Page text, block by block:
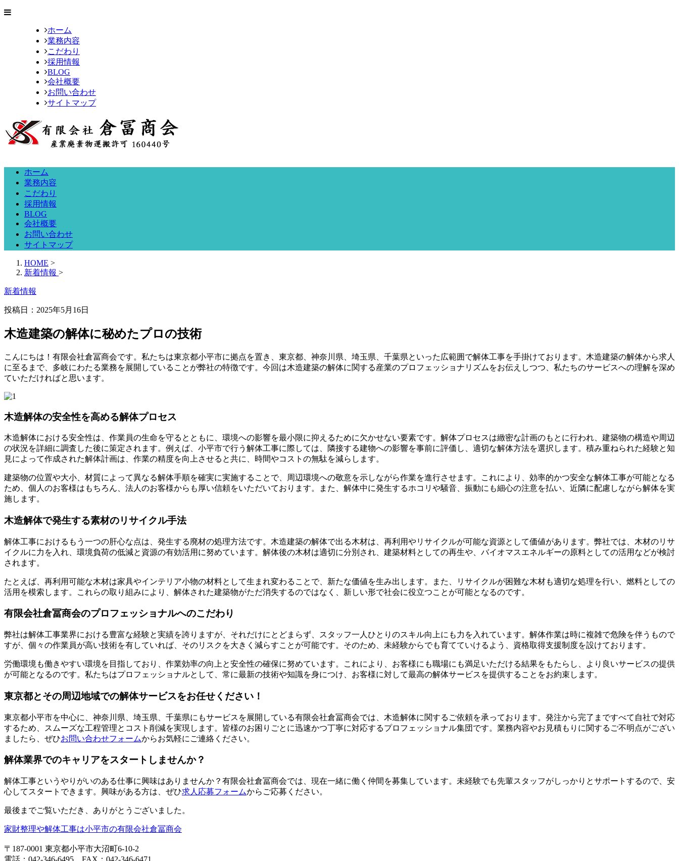
ホーム
業務内容
こだわり
採用情報
BLOG
会社概要
お問い合わせ
サイトマップ
ホーム
業務内容
こだわり
採用情報
BLOG
会社概要
お問い合わせ
サイトマップ
HOME >
新着情報 >
新着情報
投稿日： 2025年5月16日
木造建築の解体に秘めたプロの技術
こんにちは！有限会社倉冨商会です。私たちは東京都小平市に拠点を置き、東京都、神奈川県、埼玉県、千葉県といった広範囲で解体工事を手掛けております。木造建築の解体から求人
に至るまで、多岐にわたる業務を展開していることが弊社の特徴です。今回は木造建築の解体に関する産業のプロフェッショナリズムをお伝えしつつ、私たちのサービスへの理解を深め
ていただければと思います。
木造解体の安全性を高める解体プロセス
木造解体における安全性は、作業員の生命を守るとともに、環境への影響を最小限に抑えるために欠かせない要素です。解体プロセスは緻密な計画のもとに行われ、建築物の構造や周辺
の状況を詳細に調査した後に策定されます。例えば、小平市で行う解体工事に際しては、隣接する建物への影響を事前に評価し、適切な解体方法を選択します。積み重ねられた経験と知
見によって作成された解体計画は、作業の精度を向上させると共に、時間やコストの無駄を減らします。
建築物の位置や大小、材質によって異なる解体手順を確実に実施することで、周辺環境への敬意を示しながら作業を進行させます。これにより、効率的かつ安全な解体工事が可能となる
ため、個人のお客様はもちろん、法人のお客様からも厚い信頼をいただいております。また、解体中に発生するホコリや騒音、振動にも細心の注意を払い、近隣に配慮しながら解体を実
施します。
木造解体で発生する素材のリサイクル手法
解体工事におけるもう一つの肝心な点は、発生する廃材の処理方法です。木造建築の解体で出る木材は、再利用やリサイクルが可能な資源として価値があります。弊社では、木材のリサ
イクルに力を入れ、環境負荷の低減と資源の有効活用に努めています。解体後の木材は適切に分別され、建築材料としての再生や、バイオマスエネルギーの原料としての活用などが検討
されます。
たとえば、再利用可能な木材は家具やインテリア小物の材料として生まれ変わることで、新たな価値を生み出します。また、リサイクルが困難な木材も適切な処理を行い、燃料としての
活用を模索します。これらの取り組みにより、解体された建築物がただ消失するのではなく、新しい形で社会に役立つことが可能となるのです。
有限会社倉冨商会のプロフェッショナルへのこだわり
弊社は解体工事業界における豊富な経験と実績を誇りますが、それだけにとどまらず、スタッフ一人ひとりのスキル向上にも力を入れています。解体作業は時に複雑で危険を伴うもので
すが、個々の作業員が高い技術を有していれば、そのリスクを大きく減らすことが可能です。そのため、未経験からでも育てていけるよう、資格取得支援制度を設けております。
労働環境も働きやすい環境を目指しており、作業効率の向上と安全性の確保に努めています。これにより、お客様にも職場にも満足いただける結果をもたらし、より良いサービスの提供
が可能となるのです。私たちはプロフェッショナルとして、常に最新の技術や知識を身につけ、お客様に対して最高の解体サービスを提供することをお約束します。
東京都とその周辺地域での解体サービスをお任せください！
東京都小平市を中心に、神奈川県、埼玉県、千葉県にもサービスを展開している有限会社倉冨商会では、木造解体に関するご依頼を承っております。発注から完了まですべて自社で対応
するため、スムーズな工程管理とコスト削減を実現します。皆様のお困りごとに迅速かつ丁寧に対応するプロフェッショナル集団です。業務内容やお見積もりに関するご不明点がござい
ましたら、ぜひお問い合わせフォームからお気軽にご連絡ください。
解体業界でのキャリアをスタートしませんか？
解体工事というやりがいのある仕事に興味はありませんか？有限会社倉冨商会では、現在一緒に働く仲間を募集しています。未経験でも先輩スタッフがしっかりとサポートするので、安
心してスタートできます。興味がある方は、ぜひ求人応募フォームからご応募ください。
最後までご覧いただき、ありがとうございました。
家財整理や解体工事は小平市の有限会社倉冨商会
〒187-0001 東京都小平市大沼町6-10-2
電話：042-346-6495 FAX：042-346-6471